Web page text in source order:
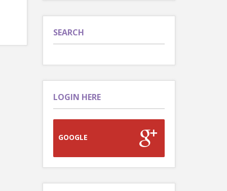
SEARCH
LOGIN HERE
GOOGLE